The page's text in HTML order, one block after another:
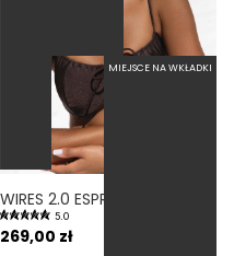
5.0
269,00 zł
MIEJSCE NA WKŁADKI